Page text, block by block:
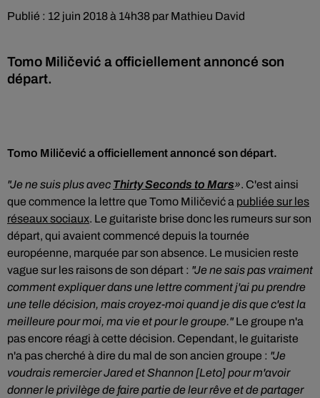
Publié : 12 juin 2018 à 14h38 par Mathieu David
Tomo Miličević a officiellement annoncé son
départ.
Tomo Miličević a officiellement annoncé son départ.
"Je ne suis plus avec Thirty Seconds to Mars». C'est ainsi
que commence la lettre que Tomo Miličević a publiée sur les
réseaux sociaux. Le guitariste brise donc les rumeurs sur son
départ, qui avaient commencé depuis la tournée
européenne, marquée par son absence. Le musicien reste
vague sur les raisons de son départ : "Je ne sais pas vraiment
comment expliquer dans une lettre comment j'ai pu prendre
une telle décision, mais croyez-moi quand je dis que c'est la
meilleure pour moi, ma vie et pour le groupe." Le groupe n'a
pas encore réagi à cette décision. Cependant, le guitariste
n'a pas cherché à dire du mal de son ancien groupe : "Je
voudrais remercier Jared et Shannon [Leto] pour m'avoir
donner le privilège de faire partie de leur rêve et de partager